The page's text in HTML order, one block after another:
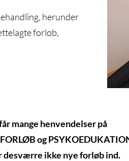
herunder
forløb,
mange henvendelser på
og
desværre ikke nye forløb ind.